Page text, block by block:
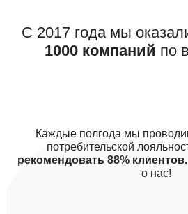
С 2017 года мы
1000 компаний по
Каждые полгода мы
потребительской
рекомендовать 88% клиентов.
о нас!